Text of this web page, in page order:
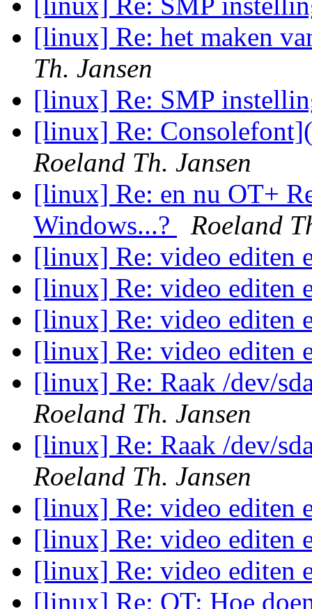
[linux] Re: het maken
Th. Jansen
[linux] Re: SMP
[linux] Re:
Roeland Th. Jansen
[linux] Re: en nu OT+
Windows...?
Roeland
[linux] Re: video editen
[linux] Re: video editen
[linux] Re: video editen
[linux] Re: video editen
[linux] Re: Raak /dev/
Roeland Th. Jansen
[linux] Re: Raak /dev/
Roeland Th. Jansen
[linux] Re: video editen
[linux] Re: video editen
[linux] Re: video editen
[linux] Re: OT: Hoe